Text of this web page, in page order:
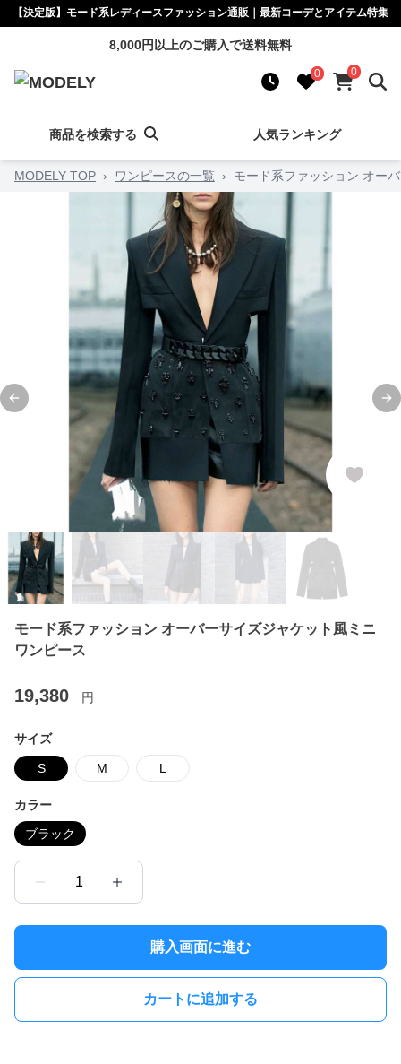
【決定版】モード系レディースファッション通販｜最新コーデとアイテム特集
8,000円以上のご購入で送料無料
0 0
商品を検索する 人気ランキング
MODELY TOP › ワンピースの一覧 › モード系ファッション オー
Previous slide
モード系ファッション オーバーサイズジャケット風ミニ
ワンピース
19,380 円
サイズ
S M L
カラー
ブラック
1
購入画面に進む
カートに追加する